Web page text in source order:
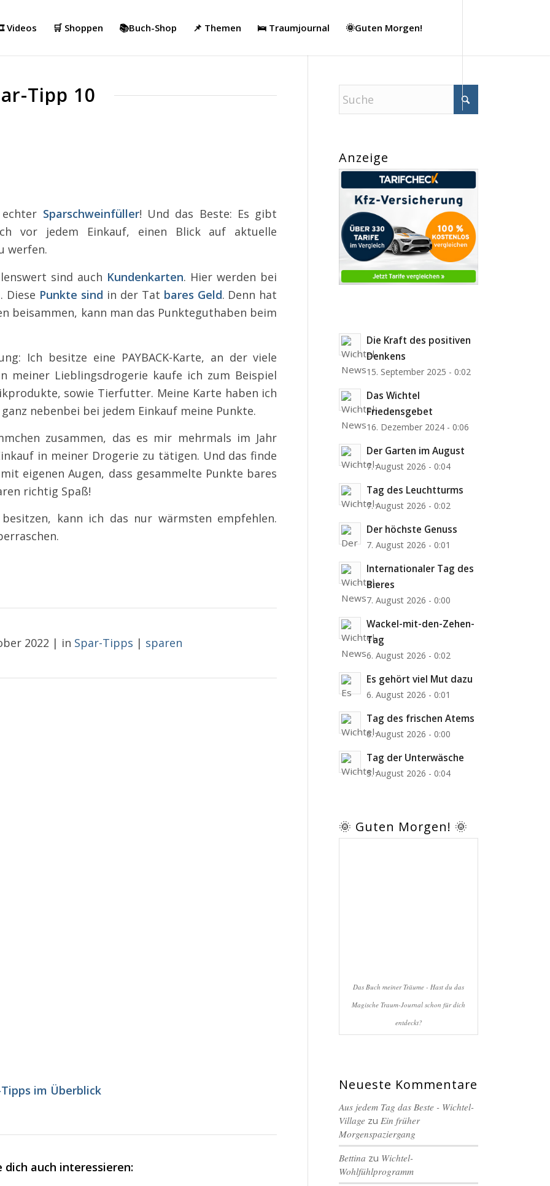
Videos 🛒 Shoppen 📚Buch-Shop 📌 Themen 🛌 Traumjournal 🌞Guten Morgen!
Tipp 10
Sparschweinfüller! Und das Beste: Es gibt
vor jedem Einkauf, einen Blick auf aktuelle
werfen.
sind auch Kundenkarten. Hier werden bei
Diese Punkte sind in der Tat bares Geld. Denn hat
beisammen, kann man das Punkteguthaben beim
Ich besitze eine PAYBACK-Karte, an der viele
meiner Lieblingsdrogerie kaufe ich zum Beispiel
sowie Tierfutter. Meine Karte haben ich
nebenbei bei jedem Einkauf meine Punkte.
zusammen, das es mir mehrmals im Jahr
in meiner Drogerie zu tätigen. Und das finde
eigenen Augen, dass gesammelte Punkte bares
richtig Spaß!
kann ich das nur wärmsten empfehlen.
2022 | in Spar-Tipps | sparen
im Überblick
dich auch interessieren:
Anzeige
Die Kraft des positiven
Denkens
15. September 2025 - 0:02
Das Wichtel
Friedensgebet
16. Dezember 2024 - 0:06
Der Garten im August
7. August 2026 - 0:04
Tag des Leuchtturms
7. August 2026 - 0:02
Der höchste Genuss
7. August 2026 - 0:01
Internationaler Tag des
Bieres
7. August 2026 - 0:00
Wackel-mit-den-Zehen-
Tag
6. August 2026 - 0:02
Es gehört viel Mut dazu
6. August 2026 - 0:01
Tag des frischen Atems
6. August 2026 - 0:00
Tag der Unterwäsche
5. August 2026 - 0:04
🌞 Guten Morgen! 🌞
Das Buch meiner Träume - Hast du das
Magische Traum-Journal schon für dich
entdeckt?
Neueste Kommentare
Aus jedem Tag das Beste - Wichtel-
Village zuEin früher
Morgenspaziergang
Bettina zu Wichtel-
Wohlfühlprogramm